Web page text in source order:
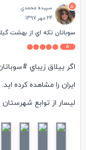
5
سپيده محمدي
24 مهر 1397
سوباتان تكه اي از بهشت
5
اگر ييلاق زيباي
ايران را مشاهده كرده
لیسار از توابع